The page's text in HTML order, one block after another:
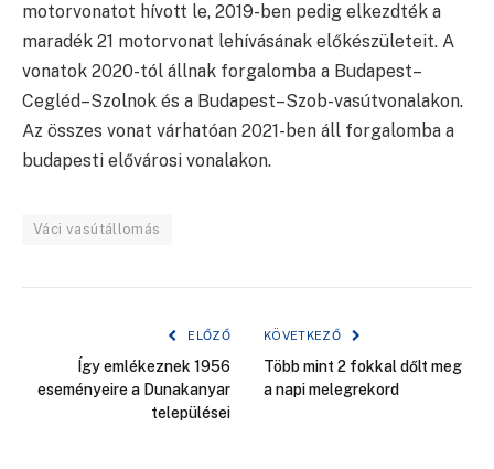
motorvonatot hívott le, 2019-ben pedig elkezdték a
maradék 21 motorvonat lehívásának előkészületeit. A
vonatok 2020-tól állnak forgalomba a Budapest–
Cegléd–Szolnok és a Budapest–Szob-vasútvonalakon.
Az összes vonat várhatóan 2021-ben áll forgalomba a
budapesti elővárosi vonalakon.
Váci vasútállomás
ELŐZŐ
Így emlékeznek 1956
eseményeire a Dunakanyar
települései
KÖVETKEZŐ
Több mint 2 fokkal dőlt meg
a napi melegrekord